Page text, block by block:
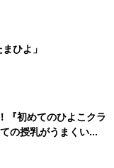
ひよ」
『初めてのひよこクラ
の授乳がうまくい
夏のトラブル 解決テ